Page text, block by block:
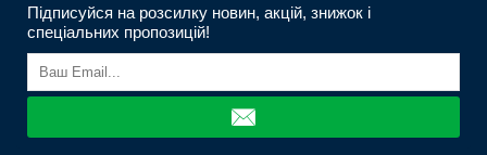
Підписуйся на розсилку новин, акцій, знижок і
спеціальних пропозицій!